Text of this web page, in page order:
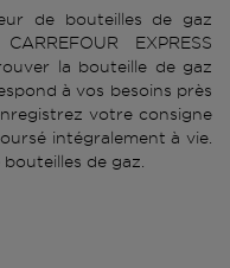
de bouteilles de gaz
EXPRESS
la bouteille de gaz
à vos besoins près
votre consigne
intégralement à vie.
de gaz.